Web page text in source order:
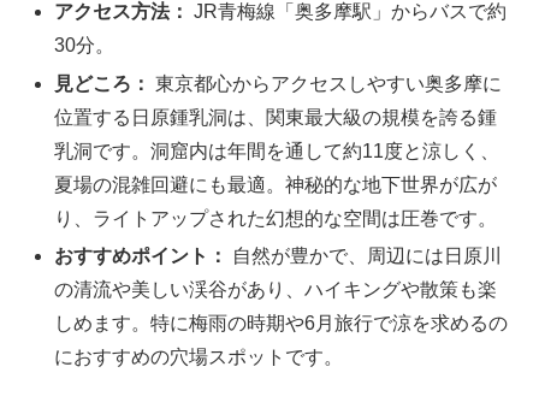
アクセス方法： JR青梅線「奥多摩駅」からバスで約
30分。
見どころ： 東京都心からアクセスしやすい奥多摩に
位置する日原鍾乳洞は、関東最大級の規模を誇る鍾
乳洞です。洞窟内は年間を通して約11度と涼しく、
夏場の混雑回避にも最適。神秘的な地下世界が広が
り、ライトアップされた幻想的な空間は圧巻です。
おすすめポイント：
自然が豊かで、周辺には日原川
の清流や美しい渓谷があり、ハイキングや散策も楽
しめます。特に梅雨の時期や6月旅行で涼を求めるの
におすすめの穴場スポットです。